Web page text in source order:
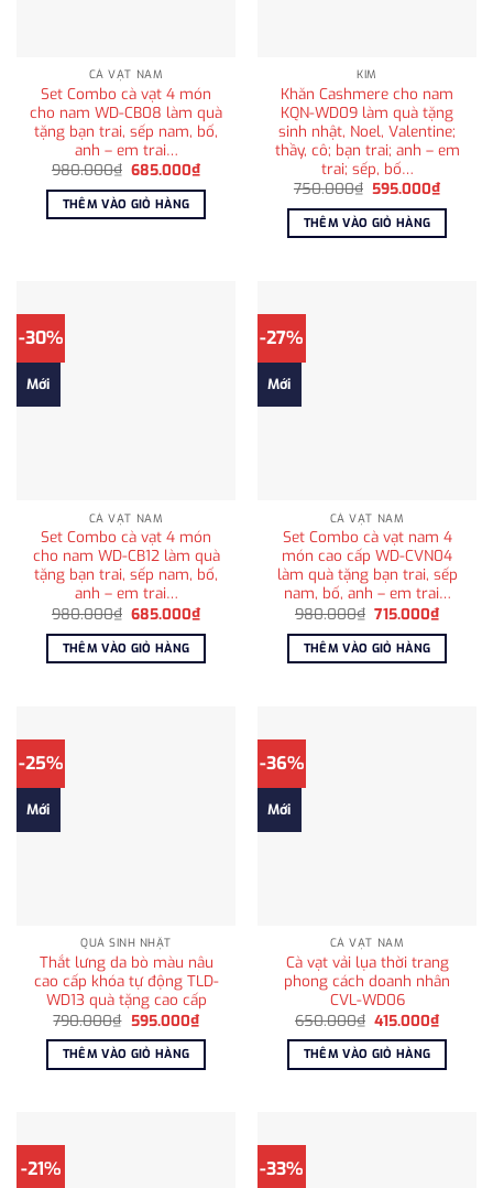
CÀ VẠT NAM
Set Combo cà vạt 4 món
cho nam WD-CB08 làm quà
tặng bạn trai, sếp nam, bố,
anh – em trai…
980.000₫ Giá
là:
980.000₫.
685.000₫Giá
hiện
tại
685.000₫.
THÊM VÀO GIỎ HÀNG
KIM
Khăn Cashmere cho nam
KQN-WD09 làm quà tặng
sinh nhật, Noel, Valentine;
thầy, cô; bạn trai; anh – em
trai; sếp, bố…
750.000₫ Giá
là:
750.000₫.
595.000₫Giá
hiện
tại
THÊM VÀO GIỎ HÀNG
-30%
Mới
CÀ VẠT NAM
Set Combo cà vạt 4 món
cho nam WD-CB12 làm quà
tặng bạn trai, sếp nam, bố,
anh – em trai…
980.000₫ Giá
là:
980.000₫.
685.000₫Giá
hiện
tại
685.000₫.
THÊM VÀO GIỎ HÀNG
-27%
Mới
CÀ VẠT NAM
Set Combo cà vạt nam 4
món cao cấp WD-CVN04
làm quà tặng bạn trai, sếp
nam, bố, anh – em trai…
980.000₫ Giá
là:
980.000₫.
715.000₫Giá
hiện
tại
THÊM VÀO GIỎ HÀNG
-25%
Mới
QUÀ SINH NHẬT
Thắt lưng da bò màu nâu
cao cấp khóa tự động TLD-
WD13 quà tặng cao cấp
790.000₫ Giá
là:
790.000₫.
595.000₫Giá
hiện
tại
595.000₫.
THÊM VÀO GIỎ HÀNG
-36%
Mới
CÀ VẠT NAM
Cà vạt vải lụa thời trang
phong cách doanh nhân
CVL-WD06
650.000₫ Giá
là:
650.000₫.
415.000₫Giá
hiện
tại
THÊM VÀO GIỎ HÀNG
-21% -33%